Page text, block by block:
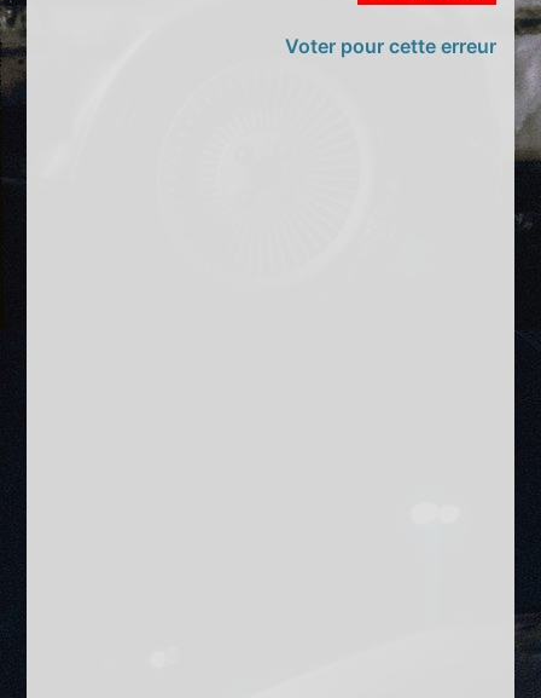
Voter pour cette erreur